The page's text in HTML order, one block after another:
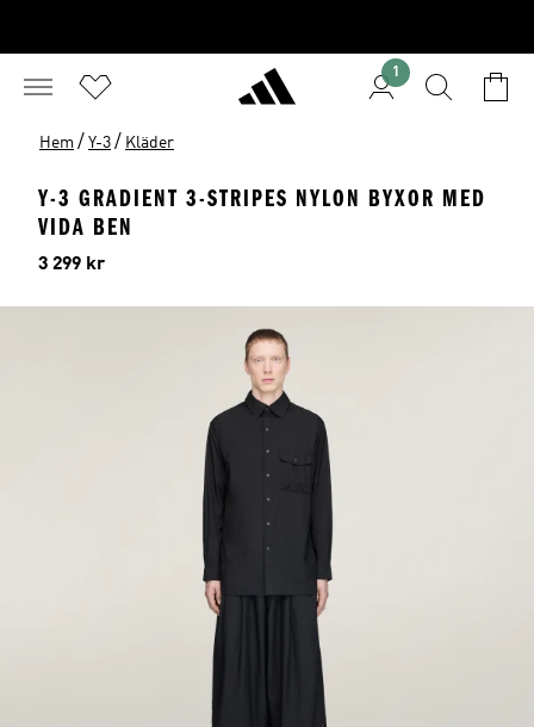
1
Hem / Y-3 / Kläder
Y-3 GRADIENT 3-STRIPES NYLON BYXOR MED
VIDA BEN
Pris
3 299 kr